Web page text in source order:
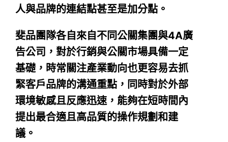
人與品牌的連結點甚至是加分點。
斐品團隊各自來自不同公關集團與4A廣
告公司，對於行銷與公關市場具備一定
基礎，時常關注產業動向也更容易去抓
緊客戶品牌的溝通重點，同時對於外部
環境敏感且反應迅速，能夠在短時間內
提出最合適且高品質的操作規劃和建
議。